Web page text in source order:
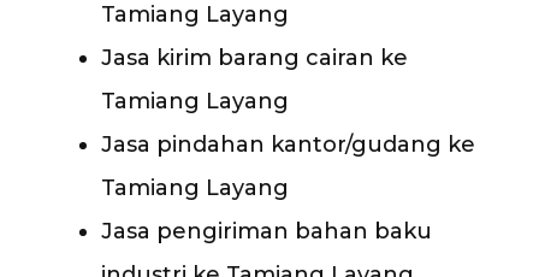
Tamiang Layang
Jasa kirim barang cairan ke
Tamiang Layang
Jasa pindahan kantor/gudang ke
Tamiang Layang
Jasa pengiriman bahan baku